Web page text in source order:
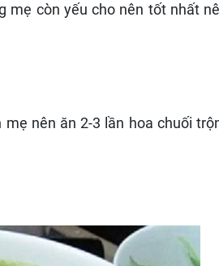
mẹ còn yếu cho nên tốt nhất
nên ăn 2-3 lần hoa chuối